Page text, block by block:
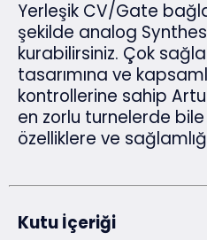
Yerleşik CV/Gate
şekilde analog
kurabilirsiniz. Çok
tasarımına ve
kontrollerine sahip
en zorlu turnelerde
özelliklere ve
Kutu İçeriği